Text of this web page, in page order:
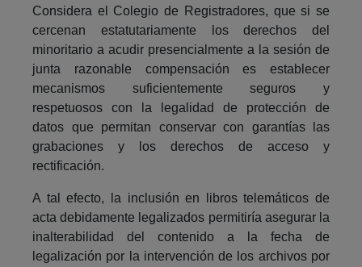
Considera el Colegio de Registradores, que si se
cercenan estatutariamente los derechos del
minoritario a acudir presencialmente a la sesión de
junta razonable compensación es establecer
mecanismos suficientemente seguros y
respetuosos con la legalidad de protección de
datos que permitan conservar con garantías las
grabaciones y los derechos de acceso y
rectificación.
A tal efecto, la inclusión en libros telemáticos de
acta debidamente legalizados permitiría asegurar la
inalterabilidad del contenido a la fecha de
legalización por la intervención de los archivos por